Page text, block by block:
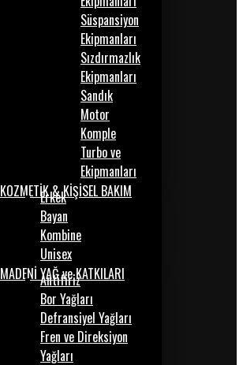
Süspansiyon
Ekipmanları
Sızdırmazlık
Ekipmanları
Sandık
Motor
Komple
Turbo ve
Ekipmanları
KOZMETİK & KİŞİSEL BAKIM
Erkek
Bayan
Kombine
Unisex
MADENİ YAĞ ve KATKILARI
Antifiriz
Bor Yağları
Defransiyel Yağları
Fren ve Direksiyon
Yağları